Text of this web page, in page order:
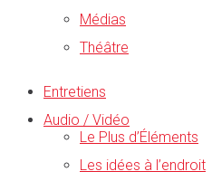
Médias
Théâtre
Entretiens
Audio / Vidéo
Le Plus d’Éléments
Les idées à l’endroit